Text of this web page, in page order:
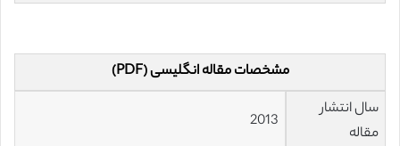
مشخصات مقاله انگلیسی (PDF)
سال انتشار
مقاله
2013